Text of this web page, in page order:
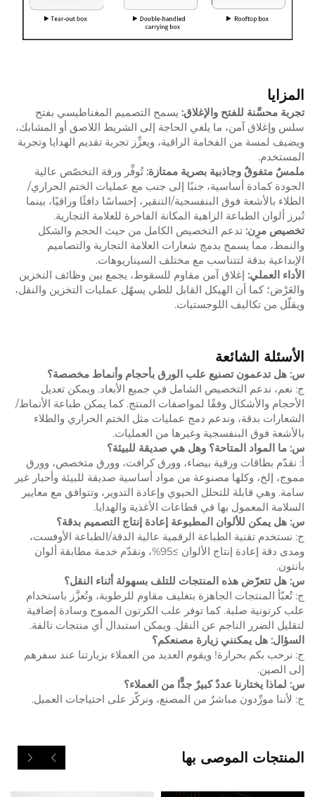
المزايا
تجربة محسَّنة للفتح والإغلاق: يسمح التصميم المغناطيسي بفتح
سلس وإغلاق آمن، ما يلغي الحاجة إلى الشريط اللاصق أو المشابك،
ويضيف لمسة من الفخامة الراقية، ويعزِّز تجربة تقديم الهدايا وتجربة
المستخدم.
ملمسٌ متفوقٌ وجاذبية بصرية ممتازة: تُوفِّر ورقة التخصّص عالية
الجودة كمادة أساسية، جنبًا إلى جنب مع عمليات الختم الحراري/
الطلاء بالأشعة فوق البنفسجية/التنقير، إحساسًا دافئًا وراقيًا، بينما
تُبرز ألوان الطباعة الزاهية المكانة الفاخرة للعلامة التجارية.
تخصيص مرِن: تدعم التخصيص الكامل من حيث الحجم والشكل
والنمط، مما يسمح بدمج شعارات العلامة التجارية والتصاميم
الإبداعية بدقة لتتناسب مع مختلف السيناريوهات.
الأداء العملي: إغلاق آمن مقاوم للسقوط، يجمع بين وظائف التخزين
والعَرْض؛ كما أن الهيكل القابل للطي يسهّل عمليات التخزين والنقل،
ويقلّل من تكاليف اللوجستيات.
الأسئلة الشائعة
س: هل تدعمون تصنيع علب الورق بأحجام وأنماط مخصصة؟
ج: نعم، ندعم التخصيص الشامل في جميع الأبعاد. ويمكن تعديل
الأحجام والأشكال وفقًا لمواصفات المنتج. كما يمكن طباعة الأنماط/
الشعارات بدقة، وندعم دمج عمليات مثل الختم الحراري والطلاء
بالأشعة فوق البنفسجية وغيرها من العمليات.
س: ما المواد المتاحة؟ وهل هي صديقة للبيئة؟
أ: نقدّم بطاقات ورقية بيضاء، وورق كرافت، وورق متخصص، وورق
مموج، إلخ، وكلها مصنوعة من مواد أساسية صديقة للبيئة وأحبار غير
سامة. وهي قابلة للتحلل الحيوي وإعادة التدوير، وتتوافق مع معايير
السلامة المعمول بها في قطاعات الأغذية والهدايا.
س: هل يمكن للألوان المطبوعة إعادة إنتاج التصميم بدقة؟
ج: نستخدم تقنية الطباعة الرقمية عالية الدقة/الطباعة الأوفست،
ومدى دقة إعادة إنتاج الألوان ≥95%، ونقدّم خدمة مطابقة ألوان
بانتون.
س: هل تتعرّض هذه المنتجات للتلف بسهولة أثناء النقل؟
ج: تُعبّأ المنتجات الجاهزة بتغليف مقاوم للرطوبة، وتُعزَّز باستخدام
علب كرتونية صلبة. كما توفر علب الكرتون المموج وسادة إضافية
لتقليل الضرر الناجم عن النقل. ويمكن استبدال أي منتجات تالفة.
السؤال: هل يمكنني زيارة مصنعكم؟
ج: نرحب بكم بحرارة! ويقوم العديد من العملاء بزيارتنا عند سفرهم
إلى الصين.
س: لماذا يختارنا عددٌ كبيرٌ جدًّا من العملاء؟
ج: لأننا مورِّدون مباشرٌ من المصنع، ونركّز على احتياجات العميل.
المنتجات الموصى بها